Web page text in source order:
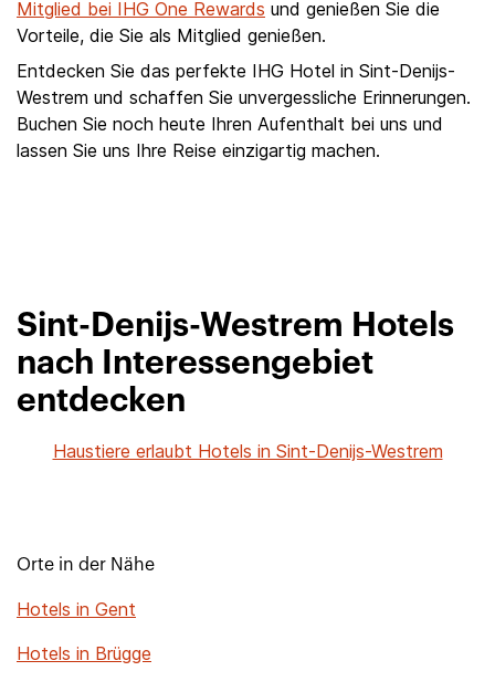
Mitglied bei IHG One Rewards und genießen Sie die
Vorteile, die Sie als Mitglied genießen.
Entdecken Sie das perfekte IHG Hotel in Sint-Denijs-
Westrem und schaffen Sie unvergessliche Erinnerungen.
Buchen Sie noch heute Ihren Aufenthalt bei uns und
lassen Sie uns Ihre Reise einzigartig machen.
Sint-Denijs-Westrem Hotels
nach Interessengebiet
entdecken
Haustiere erlaubt Hotels in Sint-Denijs-Westrem
Orte in der Nähe
Hotels in Gent
Hotels in Brügge